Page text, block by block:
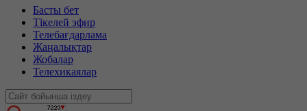
Басты бет
Тікелей эфир
Телебағдарлама
Жаңалықтар
Жобалар
Телехикаялар